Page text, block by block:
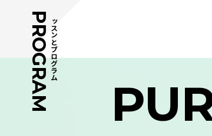
レッスンとプログラム
PROGRAM